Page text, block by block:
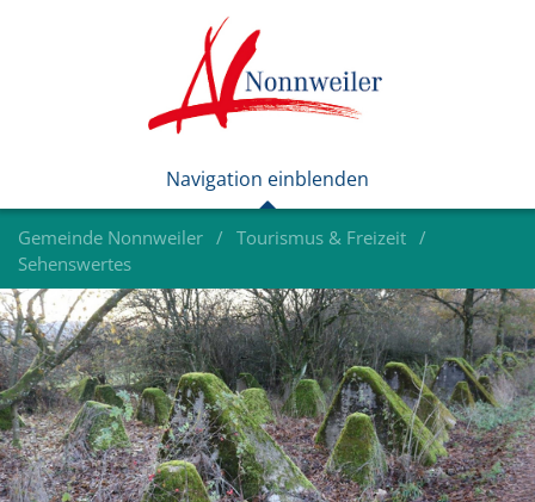
Gemeinde Nonnweiler
Tourismus & Freizeit
Sehenswertes